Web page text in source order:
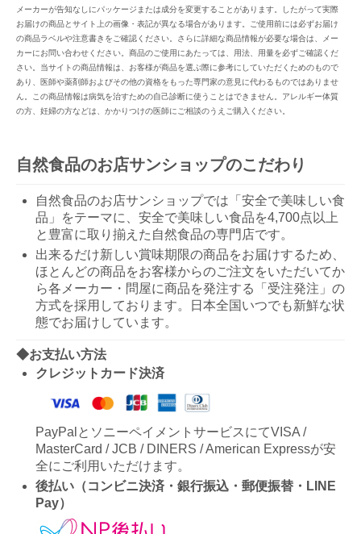
メーカーが告知なしにパッケージまたは成分を変更することがあります。したがって実際
お届けの商品とサイト上の画像・表記が異なる場合があります。ご使用前には必ずお届け
の商品ラベルや注意書きをご確認ください。さらに詳細な商品情報が必要な場合は、メー
カーにお問い合わせください。商品のご使用にあたっては、用法、用量を必ずご確認くだ
さい。当サイトの商品情報は、お客様が商品を選ぶ際に参考にしていただくためのもので
あり、医師や薬剤師およびその他の資格をもった専門家の意見に代わるものではありませ
ん。この商品情報は病気を治すための自己診断に使うことはできません。アレルギー体質
の方、妊婦の方などは、かかりつけの医師にご相談のうえご購入ください。
自然食品のお店サンショップのこだわり
自然食品のお店サンショップでは「安全で美味しい食
品」をテーマに、安全で美味しい食品を4,700点以上
と豊富に取り揃えた自然食品の専門店です。
出来るだけ新しい賞味期限の商品をお届けするため、
ほとんどの商品をお客様からのご注文をいただいてか
ら各メーカー・問屋に商品を発注する「受注発注」の
方式を採用しております。日本全国いつでも新鮮な状
態でお届けしています。
◆お支払い方法
クレジットカード決済
PayPalとソニーペイメントサービスにてVISA /
MasterCard / JCB / DINERS / American Expressが安
全にご利用いただけます。
後払い（コンビニ決済・銀行振込・郵便振替・LINE
Pay）